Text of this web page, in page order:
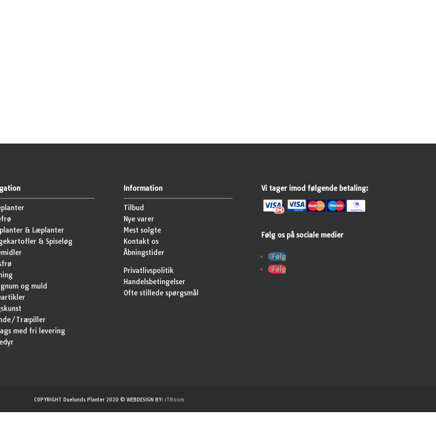
& Læplanter
& Spiseløg
og muld
Træpiller
med fri levering
Information
Tilbud
Nye varer
Mest solgte
Kontakt os
Åbningstider
Privatlivspolitik
Handelsbetingelser
Ofte stillede spørgsmål
Vi tager imod følgende betaling:
Følg os på sociale medier
Følg
Følg
COPYRIGHT Duelunds Planter 2020 © WEBDESIGN BY: ITRoom